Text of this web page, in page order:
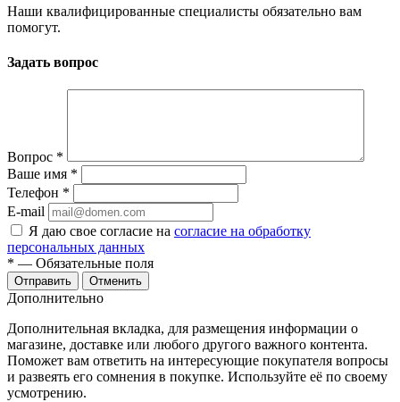
Наши квалифицированные специалисты обязательно вам
помогут.
Задать вопрос
Вопрос *
Ваше имя *
Телефон *
E-mail
Я даю свое согласие на согласие на обработку
персональных данных
* — Обязательные поля
Отменить
Дополнительно
Дополнительная вкладка, для размещения информации о
магазине, доставке или любого другого важного контента.
Поможет вам ответить на интересующие покупателя вопросы
и развеять его сомнения в покупке. Используйте её по своему
усмотрению.